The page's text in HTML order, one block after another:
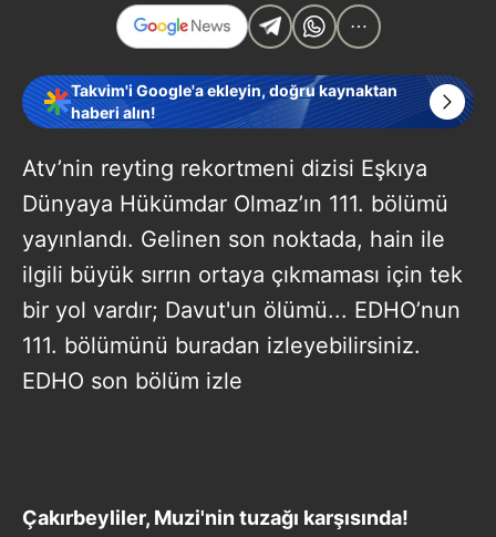
Takvim'i Google'a ekleyin, doğru kaynaktan
haberi alın!
Atv’nin reyting rekortmeni dizisi Eşkıya
Dünyaya Hükümdar Olmaz’ın 111. bölümü
yayınlandı. Gelinen son noktada, hain ile
ilgili büyük sırrın ortaya çıkmaması için tek
bir yol vardır; Davut'un ölümü... EDHO’nun
111. bölümünü buradan izleyebilirsiniz.
EDHO son bölüm izle
Çakırbeyliler, Muzi'nin tuzağı karşısında!